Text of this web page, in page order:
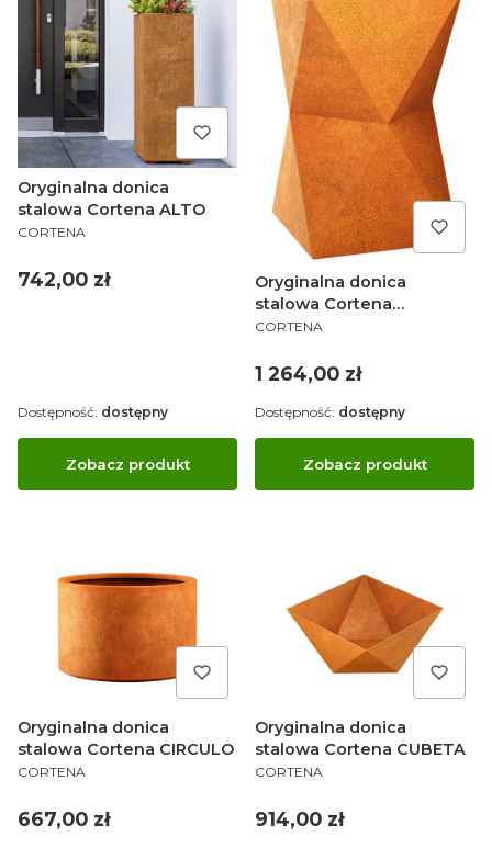
Oryginalna donica
stalowa Cortena ALTO
PRODUCENT
CORTENA
Cena
742,00 zł
Zobacz produkt
Dostępność: dostępny
Oryginalna donica
stalowa Cortena
AMPOLLETA
PRODUCENT
CORTENA
Cena
1 264,00 zł
Zobacz produkt
Dostępność: dostępny
Oryginalna donica
stalowa Cortena CIRCULO
PRODUCENT
CORTENA
Cena
667,00 zł
Oryginalna donica
stalowa Cortena CUBETA
PRODUCENT
CORTENA
Cena
914,00 zł